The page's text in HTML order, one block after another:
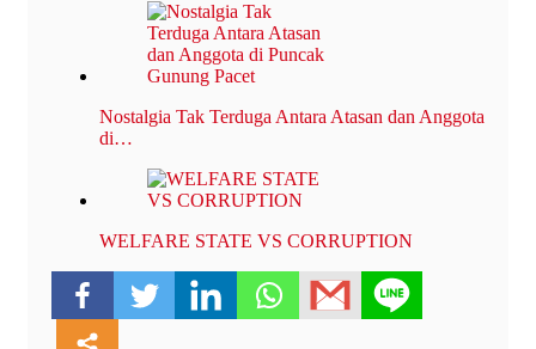
Nostalgia Tak Terduga Antara Atasan dan Anggota
di…
WELFARE STATE VS CORRUPTION